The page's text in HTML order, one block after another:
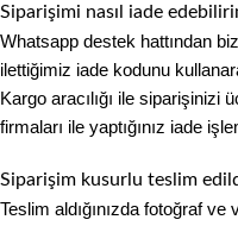
Siparişimi nasıl iade
Whatsapp destek hattından
ilettiğimiz iade kodunu
Kargo aracılığı ile siparişinizi
firmaları ile yaptığınız iade
Siparişim kusurlu teslim
Teslim aldığınızda fotoğraf